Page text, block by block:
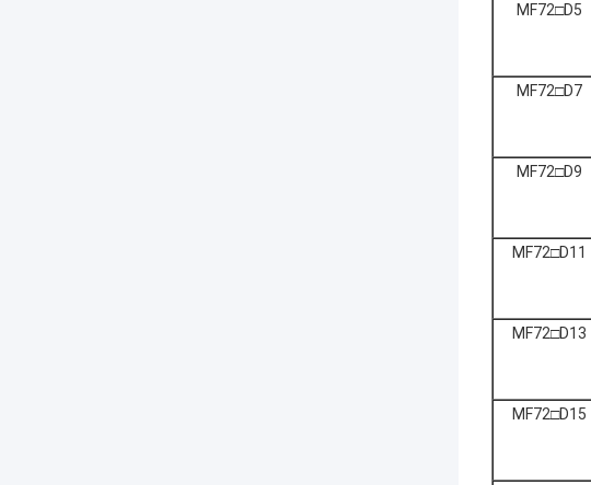
MF72□D5
MF72□D7
MF72□D9
MF72□D11
MF72□D13
MF72□D15